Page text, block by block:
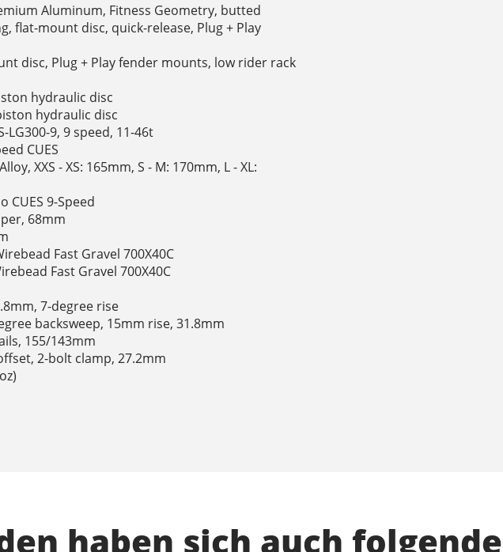
Aluminum, Fitness Geometry, butted
flat-mount disc, quick-release, Plug + Play
disc, Plug + Play fender mounts, low rider rack
hydraulic disc
hydraulic disc
LG300-9, 9 speed, 11-46t
CUES
XXS - XS: 165mm, S - M: 170mm, L - XL:
CUES 9-Speed
68mm
Fast Gravel 700X40C
Fast Gravel 700X40C
7-degree rise
backsweep, 15mm rise, 31.8mm
155/143mm
2-bolt clamp, 27.2mm
haben sich auch